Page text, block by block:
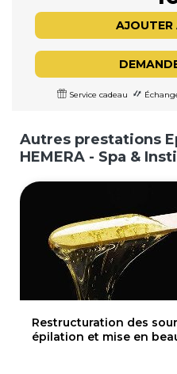
AJOUTER
Service cadeau
Autres prestations
HEMERA - Spa &
Restructuration des
épilation et mise en